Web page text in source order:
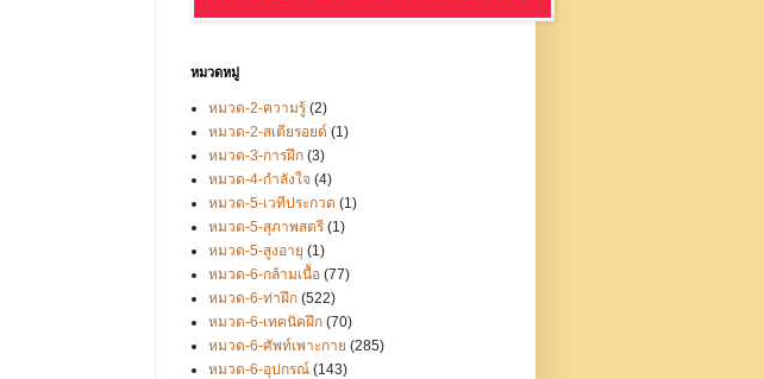
หมวดหมู่
หมวด-2-ความรู้ (2)
หมวด-2-สเตียรอยด์ (1)
หมวด-3-การฝึก (3)
หมวด-4-กำลังใจ (4)
หมวด-5-เวทีประกวด (1)
หมวด-5-สุภาพสตรี (1)
หมวด-5-สูงอายุ (1)
หมวด-6-กล้ามเนื้อ (77)
หมวด-6-ท่าฝึก (522)
หมวด-6-เทคนิคฝึก (70)
หมวด-6-ศัพท์เพาะกาย (285)
หมวด-6-อุปกรณ์ (143)